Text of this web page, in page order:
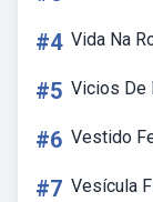
#4 Vida Na
#5 Vicios De
#6 Vestido
#7 Vesícula